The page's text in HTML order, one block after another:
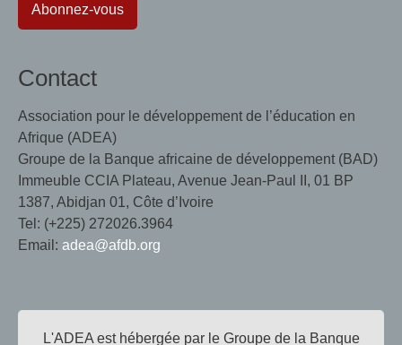
Abonnez-vous
Contact
Association pour le développement de l’éducation en
Afrique (ADEA)
Groupe de la Banque africaine de développement (BAD)
Immeuble CCIA Plateau, Avenue Jean-Paul II, 01 BP
1387, Abidjan 01, Côte d’Ivoire
Tel: (+225) 272026.3964
Email: adea@afdb.org
L'ADEA est hébergée par le Groupe de la Banque